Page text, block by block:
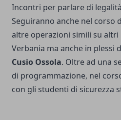
Incontri per parlare di legalità
Seguiranno anche nel corso
altre operazioni simili su
Verbania ma anche in plessi
Cusio Ossola. Oltre ad una
di programmazione, nel
con gli studenti di sicurezza